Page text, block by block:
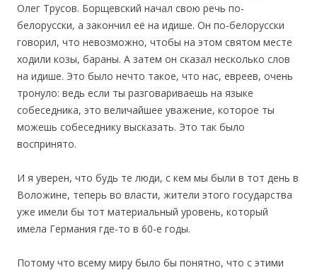
Олег Трусов. Борщевский начал свою речь по-
белорусски, а закончил её на идише. Он по-белорусски
говорил, что невозможно, чтобы на этом святом месте
ходили козы, бараны. А затем он сказал несколько слов
на идише. Это было нечто такое, что нас, евреев, очень
тронуло: ведь если ты разговариваешь на языке
собеседника, это величайшее уважение, которое ты
можешь собеседнику высказать. Это так было
воспринято.
И я уверен, что будь те люди, с кем мы были в тот день в
Воложине, теперь во власти, жители этого государства
уже имели бы тот материальный уровень, который
имела Германия где-то в 60-е годы.
Потому что всему миру было бы понятно, что с этими